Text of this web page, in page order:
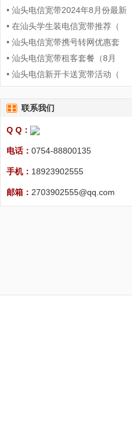
• 汕头电信宽带2024年8月份最新
• 在汕头学生装电信宽带推荐（
• 汕头电信宽带携号转网优惠套
• 汕头电信宽带租客套餐（8月
• 汕头电信新开卡送宽带活动（
联系我们
Q Q：
电话： 0754-88800135
手机： 18923902555
邮箱： 2703902555@qq.com